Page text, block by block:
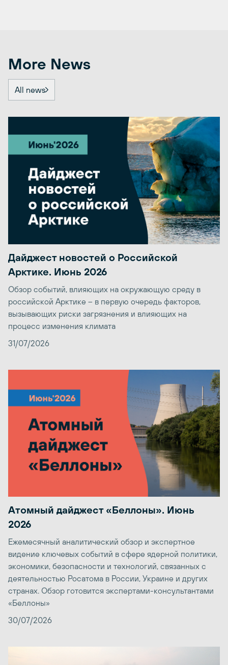
More News
All news
Дайджест новостей о Российской
Арктике. Июнь 2026
Обзор событий, влияющих на окружающую среду в
российской Арктике – в первую очередь факторов,
вызывающих риски загрязнения и влияющих на
процесс изменения климата
31/07/2026
Атомный дайджест «Беллоны». Июнь
2026
Ежемесячный аналитический обзор и экспертное
видение ключевых событий в сфере ядерной политики,
экономики, безопасности и технологий, связанных с
деятельностью Росатома в России, Украине и других
странах. Обзор готовится экспертами-консультантами
«Беллоны»
30/07/2026